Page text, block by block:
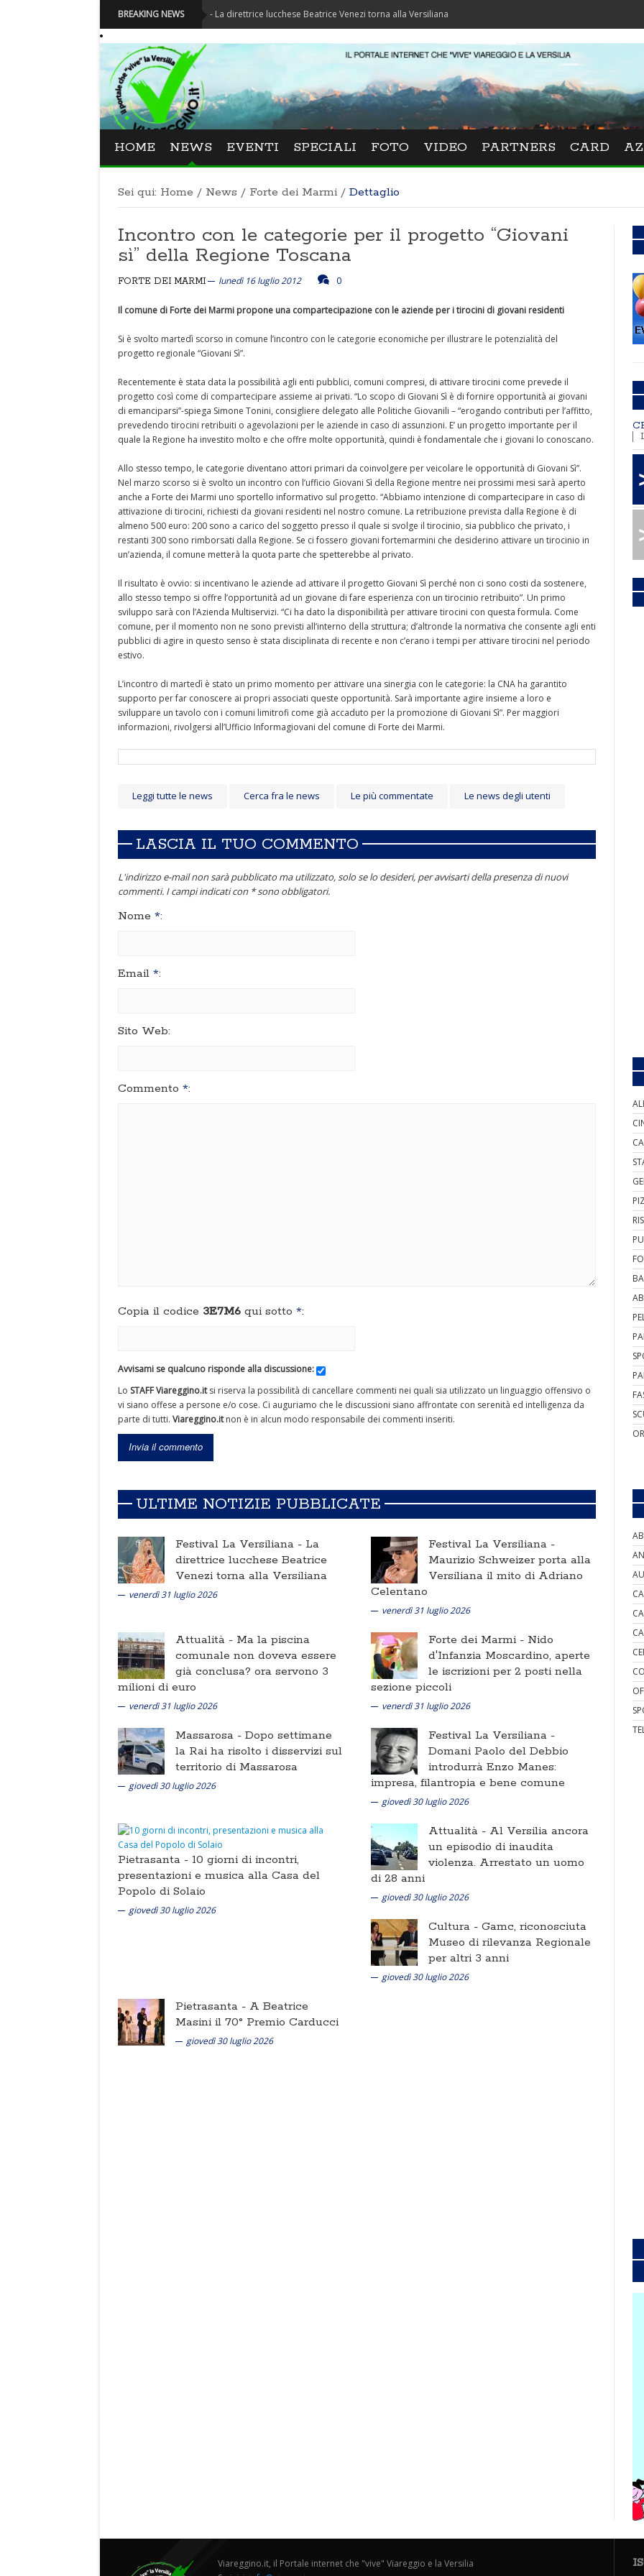
BREAKING NEWS
Festival La Versiliana - La direttrice lucchese Beatrice Venezi torna alla Versiliana
HOME NEWS EVENTI SPECIALI FOTO VIDEO PARTNERS CARD
Sei qui: Home / News / Forte dei Marmi / Dettaglio
Incontro con le categorie per il progetto “Giovani
sì” della Regione Toscana
FORTE DEI MARMI lunedì 16 luglio 2012 0
Il comune di Forte dei Marmi propone una compartecipazione con le aziende per i tirocini di giovani residenti
Si è svolto martedì scorso in comune l’incontro con le categorie economiche per illustrare le potenzialità del
progetto regionale “Giovani Sì”.
Recentemente è stata data la possibilità agli enti pubblici, comuni compresi, di attivare tirocini come prevede il
progetto così come di compartecipare assieme ai privati. “Lo scopo di Giovani Sì è di fornire opportunità ai giovani
di emanciparsi”-spiega Simone Tonini, consigliere delegato alle Politiche Giovanili – “erogando contributi per l’affitto,
prevedendo tirocini retribuiti o agevolazioni per le aziende in caso di assunzioni. E’ un progetto importante per il
quale la Regione ha investito molto e che offre molte opportunità, quindi è fondamentale che i giovani lo conoscano.
Allo stesso tempo, le categorie diventano attori primari da coinvolgere per veicolare le opportunità di Giovani Sì”.
Nel marzo scorso si è svolto un incontro con l’ufficio Giovani Sì della Regione mentre nei prossimi mesi sarà aperto
anche a Forte dei Marmi uno sportello informativo sul progetto. “Abbiamo intenzione di compartecipare in caso di
attivazione di tirocini, richiesti da giovani residenti nel nostro comune. La retribuzione prevista dalla Regione è di
almeno 500 euro: 200 sono a carico del soggetto presso il quale si svolge il tirocinio, sia pubblico che privato, i
restanti 300 sono rimborsati dalla Regione. Se ci fossero giovani fortemarmini che desiderino attivare un tirocinio in
un’azienda, il comune metterà la quota parte che spetterebbe al privato.
Il risultato è ovvio: si incentivano le aziende ad attivare il progetto Giovani Sì perché non ci sono costi da sostenere,
allo stesso tempo si offre l’opportunità ad un giovane di fare esperienza con un tirocinio retribuito”. Un primo
sviluppo sarà con l’Azienda Multiservizi. “Ci ha dato la disponibilità per attivare tirocini con questa formula. Come
comune, per il momento non ne sono previsti all’interno della struttura; d’altronde la normativa che consente agli enti
pubblici di agire in questo senso è stata disciplinata di recente e non c’erano i tempi per attivare tirocini nel periodo
estivo.
L’incontro di martedì è stato un primo momento per attivare una sinergia con le categorie: la CNA ha garantito
supporto per far conoscere ai propri associati queste opportunità. Sarà importante agire insieme a loro e
sviluppare un tavolo con i comuni limitrofi come già accaduto per la promozione di Giovani Sì”. Per maggiori
informazioni, rivolgersi all’Ufficio Informagiovani del comune di Forte dei Marmi.
Leggi tutte le news Cerca fra le news Le più commentate Le news degli utenti
LASCIA IL TUO COMMENTO
L'indirizzo e-mail non sarà pubblicato ma utilizzato, solo se lo desideri, per avvisarti della presenza di nuovi
commenti. I campi indicati con * sono obbligatori.
Nome *:
Email *:
Sito Web:
Commento *:
Copia il codice 3E7M6 qui sotto *:
Avvisami se qualcuno risponde alla discussione:
Lo STAFF Viareggino.itsi riserva la possibilità di cancellare commenti nei quali sia utilizzato un linguaggio offensivo o
vi siano offese a persone e/o cose. Ci auguriamo che le discussioni siano affrontate con serenità ed intelligenza da
parte di tutti. Viareggino.itnon è in alcun modo responsabile dei commenti inseriti.
ULTIME NOTIZIE PUBBLICATE
Festival La Versiliana - La
direttrice lucchese Beatrice
Venezi torna alla Versiliana
venerdì 31 luglio 2026
Festival La Versiliana -
Maurizio Schweizer porta alla
Versiliana il mito di Adriano
Celentano
venerdì 31 luglio 2026
Attualità - Ma la piscina
comunale non doveva essere
già conclusa? ora servono 3
milioni di euro
venerdì 31 luglio 2026
Forte dei Marmi - Nido
d'Infanzia Moscardino, aperte
le iscrizioni per 2 posti nella
sezione piccoli
venerdì 31 luglio 2026
Massarosa - Dopo settimane
la Rai ha risolto i disservizi sul
territorio di Massarosa
giovedì 30 luglio 2026
Festival La Versiliana -
Domani Paolo del Debbio
introdurrà Enzo Manes:
impresa, filantropia e bene comune
giovedì 30 luglio 2026
Pietrasanta - 10 giorni di incontri,
presentazioni e musica alla Casa del
Popolo di Solaio
giovedì 30 luglio 2026
Attualità - Al Versilia ancora
un episodio di inaudita
violenza. Arrestato un uomo
di 28 anni
giovedì 30 luglio 2026
Cultura - Gamc, riconosciuta
Museo di rilevanza Regionale
per altri 3 anni
giovedì 30 luglio 2026
Pietrasanta - A Beatrice
Masini il 70° Premio Carducci
giovedì 30 luglio 2026
Viareggino.it, il Portale internet che "vive" Viareggio e la Versilia